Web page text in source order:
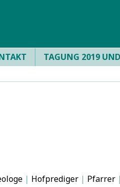
TAGUNG 2019
| Hofprediger | Pfarrer |